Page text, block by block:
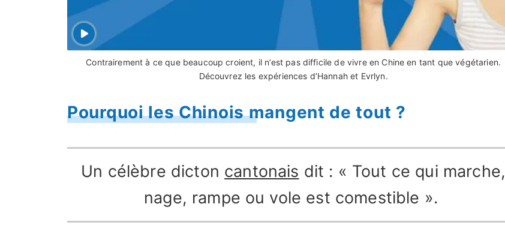
Contrairement à ce que beaucoup croient, il n’est pas difficile de vivre en Chine en tant quevégétarien.
Découvrez les expériences d’Hannah et Evrlyn.
Pourquoi les Chinois mangent de tout ?
Un célèbre dicton cantonais dit : « Tout ce qui marche,
nage, rampe ou vole est comestible ».